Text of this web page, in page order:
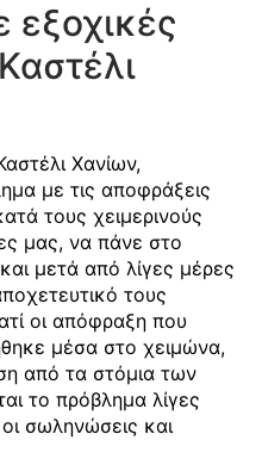
εξοχικές
Χανίων,
με τις αποφράξεις
τους χειμερινούς
μας, να πάνε στο
μετά από λίγες μέρες
τους
οι απόφραξη που
μέσα στο χειμώνα,
από τα στόμια των
το πρόβλημα λίγες
σωληνώσεις και